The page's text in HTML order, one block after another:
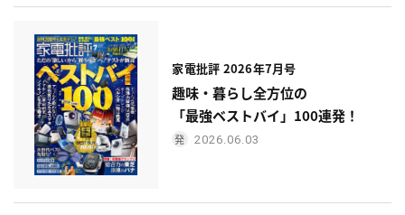
家電批評 2026年7月号
趣味・暮らし全方位の
「最強ベストバイ」100連発！
2026.06.03